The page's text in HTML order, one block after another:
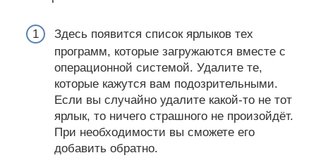
Здесь появится список ярлыков тех
программ, которые загружаются вместе с
операционной системой. Удалите те,
которые кажутся вам подозрительными.
Если вы случайно удалите какой-то не тот
ярлык, то ничего страшного не произойдёт.
При необходимости вы сможете его
добавить обратно.